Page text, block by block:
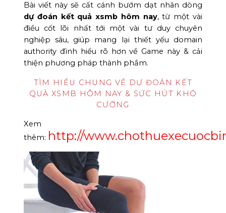
Bài viết này sẽ cất cánh bướm dạt nhân dòng
dự đoán kết quả xsmb hôm nay, từ một vài
điều cốt lõi nhất tới một vài tư duy chuyên
nghiệp sâu, giúp mang lại thiết yếu domain
authority đình hiểu rõ hơn về Game này & cải
thiện phương pháp thành phầm.
TÌM HIỂU CHUNG VỀ DỰ ĐOÁN KẾT
QUẢ XSMB HÔM NAY & SỨC HÚT KHÓ
CƯỠNG
Xem
thêm: http://